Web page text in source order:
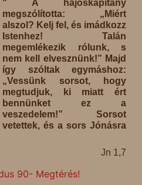
" A hajóskapitány
megszólította: „Miért
alszol? Kelj fel, és imádkozz
Istenhez! Talán
megemlékezik rólunk, s
nem kell elvesznünk!” Majd
így szóltak egymáshoz:
„Vessünk sorsot, hogy
megtudjuk, ki miatt ért
bennünket ez a
veszedelem!” Sorsot
vetettek, és a sors Jónásra
Jn 1,7
90- Megtérés!